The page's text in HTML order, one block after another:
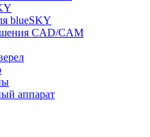
blueSKY
CAD/CAM
аппарат